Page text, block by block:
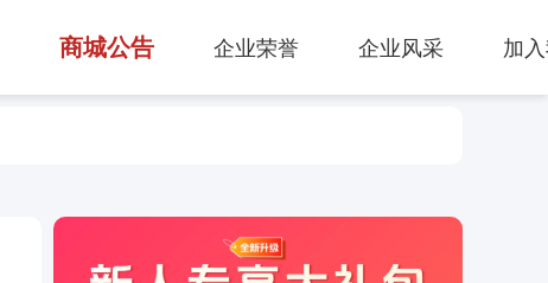
商城公告 企业荣誉 企业风采 加